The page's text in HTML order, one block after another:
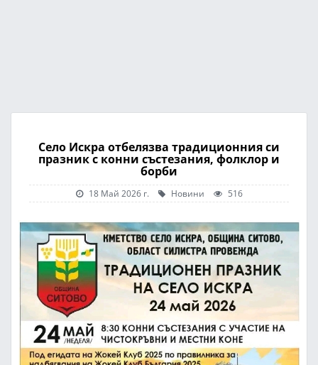
Село Искра отбелязва традиционния си
празник с конни състезания, фолклор и
борби
18 Май 2026 г. Новини 516